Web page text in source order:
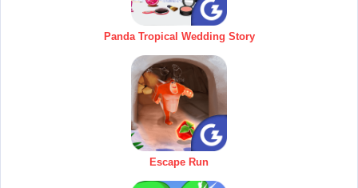
Panda Tropical Wedding Story
Escape Run